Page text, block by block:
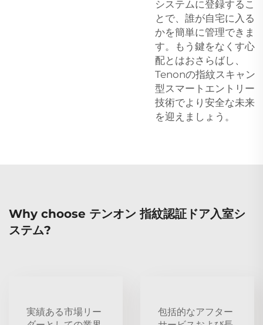
システムに登録するこ
とで、誰が自宅に入る
かを簡単に管理できま
す。もう鍵をなくす心
配とはおさらばし、
Tenonの指紋スキャン
型スマートエントリー
技術でより安全な未来
を迎えましょう。
Why choose テンオン 指紋認証ドア入室シ
ステム?
実績ある市場リー
包括的なアフター